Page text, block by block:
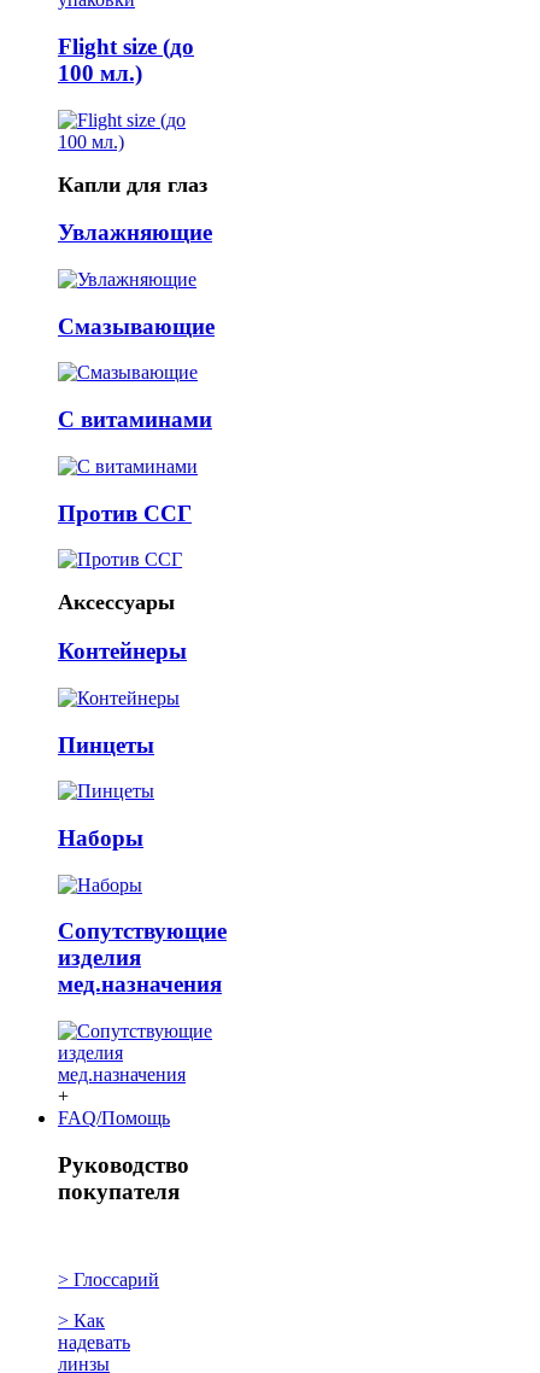
Flight size (до
100 мл.)
Капли для глаз
Увлажняющие
Смазывающие
С витаминами
Против ССГ
Аксессуары
Контейнеры
Пинцеты
Наборы
Сопутствующие
изделия
мед.назначения
+
FAQ/Помощь
Руководство
покупателя
> Глоссарий
> Как
надевать
линзы